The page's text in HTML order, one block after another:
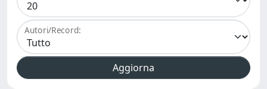
Autori/Record: